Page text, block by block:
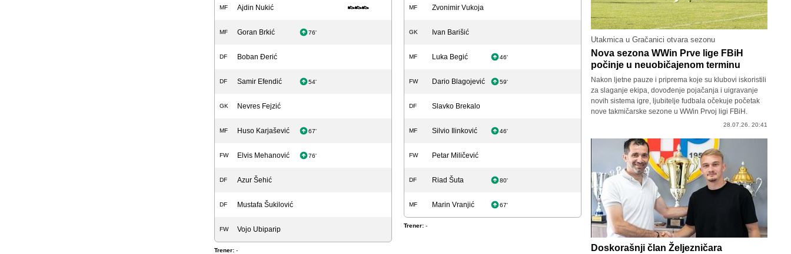
MF Ajdin Nukić
MF Goran Brkić 76'
DF Boban Đerić
DF Samir Efendić 54'
GK Nevres Fejzić
MF Huso Karjašević 67'
FW Elvis Mehanović 76'
DF Azur Šehić
DF Mustafa Šukilović
FW Vojo Ubiparip
Trener: -
MF Zvonimir Vukoja
GK Ivan Barišić
MF Luka Begić 46'
FW Dario Blagojević 59'
DF Slavko Brekalo
MF Silvio Ilinković 46'
FW Petar Miličević
DF Riad Šuta 80'
MF Marin Vranjić 67'
Trener: -
Utakmica u Gračanici otvara sezonu
Nova sezona WWin Prve lige FBiH
počinje u neuobičajenom terminu
Nakon ljetne pauze i priprema koje su klubovi iskoristili
za slaganje ekipa, dovođenje pojačanja i uigravanje
novih sistema igre, ljubitelje fudbala očekuje početak
nove takmičarske sezone u WWin Prvoj ligi FBiH.
28.07.26. 20:41
Doskorašnji član Željezničara